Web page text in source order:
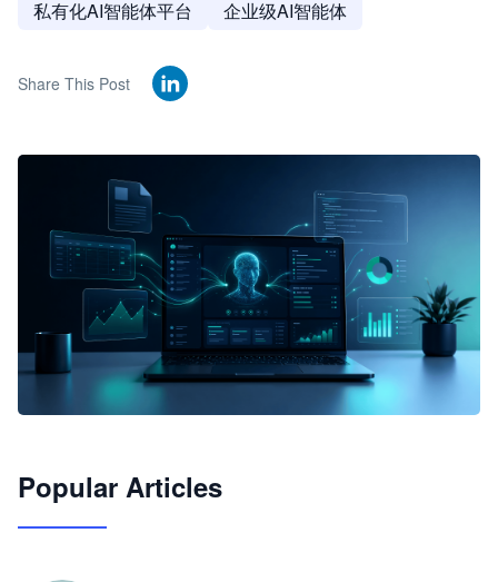
私有化AI智能体平台
企业级AI智能体
Share This Post
JimoClaw 桌面 AI Agent 工作台
Popular Articles